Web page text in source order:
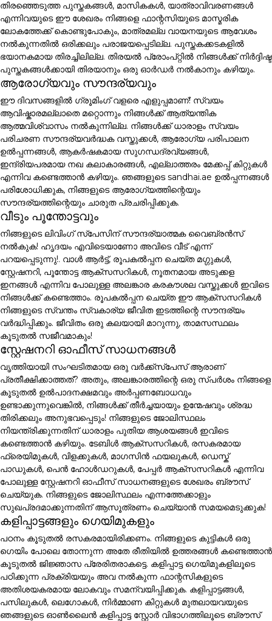
തിരഞ്ഞെടുത്ത പുസ്തകങ്ങൾ, മാസികകൾ, യാത്രാവിവരണങ്ങൾ
എന്നിവയുടെ ഈ ശേഖരം നിങ്ങളെ ഫാന്റസിയുടെ മാസ്മരിക
ലോകത്തേക്ക് കൊണ്ടുപോകും, മാത്രമല്ല വായനയുടെ ആവേശം
നൽകുന്നതിൽ ഒരിക്കലും പരാജയപ്പെടില്ല. പുസ്തകക്കടകളിൽ
ഭയാനകമായ തിരച്ചിലില്ല. തിരയൽ പ്രോംപ്റ്റിൽ നിങ്ങൾക്ക് നിർദ്ദിഷ്ട
പുസ്തകങ്ങൾക്കായി തിരയാനും ഒരു ഓർഡർ നൽകാനും കഴിയും.
ആരോഗ്യവും സൗന്ദര്യവും
ഈ ദിവസങ്ങളിൽ ഗ്രൂമിംഗ് വളരെ എളുപ്പമാണ്! സ്വയം
ആവിഷ്കാരമല്ലാതെ മറ്റൊന്നും നിങ്ങൾക്ക് ആത്യന്തിക
ആത്മവിശ്വാസം നൽകുന്നില്ല. നിങ്ങൾക്ക് ധാരാളം സ്വയം
പരിചരണ സൗന്ദര്യവർദ്ധക വസ്തുക്കൾ, ആരോഗ്യ പരിപാലന
ഉൽപ്പന്നങ്ങൾ, ആകർഷകമായ സുഗന്ധദ്രവ്യങ്ങൾ,
ഇന്ദ്രിയപരമായ നഖ കലാകാരങ്ങൾ, എല്ലാത്തരം മേക്കപ്പ് കിറ്റുകൾ
എന്നിവ കണ്ടെത്താൻ കഴിയും. ഞങ്ങളുടെ sandhai.ae ഉൽപ്പന്നങ്ങൾ
പരിശോധിക്കുക, നിങ്ങളുടെ ആരോഗ്യത്തിന്റെയും
സൗന്ദര്യത്തിന്റെയും ചാരുത പ്രചരിപ്പിക്കുക.
വീടും പൂന്തോട്ടവും
നിങ്ങളുടെ ലിവിംഗ് സ്പേസിന് സൗന്ദര്യാത്മക വൈബ്രൻസ്
നൽകുക! ഹൃദയം എവിടെയാണോ അവിടെ വീട് എന്ന്
പറയപ്പെടുന്നു!. വാൾ ആർട്ട്, രൂപകൽപ്പന ചെയ്ത മഗ്ഗുകൾ,
സ്റ്റേഷനറി, പൂന്തോട്ട ആക്സസറികൾ, നൂതനമായ അടുക്കള
ഇനങ്ങൾ എന്നിവ പോലുള്ള അലങ്കാര കരകൗശല വസ്തുക്കൾ ഇവിടെ
നിങ്ങൾക്ക് കണ്ടെത്താം. രൂപകൽപ്പന ചെയ്ത ഈ ആക്സസറികൾ
നിങ്ങളുടെ സ്വന്തം സ്വകാര്യ ജീവിത ഇടത്തിന്റെ സൗന്ദര്യം
വർദ്ധിപ്പിക്കും. ജീവിതം ഒരു കലയായി മാറുന്നു, താമസസ്ഥലം
കൂടുതൽ സജീവമാകും!
സ്റ്റേഷനറി ഓഫീസ് സാധനങ്ങൾ
വൃത്തിയായി സംഘടിതമായ ഒരു വർക്ക്സ്പേസ് ആരാണ്
പ്രതീക്ഷിക്കാത്തത്? അതും, അലങ്കാരത്തിന്റെ ഒരു സ്പർശം നിങ്ങളെ
കൂടുതൽ ഉൽപാദനക്ഷമവും അർപ്പണബോധവും
ഉണ്ടാക്കുന്നുവെങ്കിൽ, നിങ്ങൾക്ക് തീർച്ചയായും ഉന്മേഷവും ശ്രദ്ധ
തിരിക്കലും അനുഭവപ്പെടും! നിങ്ങളുടെ ജോലിസ്ഥലം
നിയന്ത്രിക്കുന്നതിന് ധാരാളം പുതിയ ആശയങ്ങൾ ഇവിടെ
കണ്ടെത്താൻ കഴിയും. ടേബിൾ ആക്സസറികൾ, രസകരമായ
ഫ്രെയിമുകൾ, വിളക്കുകൾ, മാഗസിൻ ഫയലുകൾ, ഡെസ്ക്
പാഡുകൾ, പെൻ ഹോൾഡറുകൾ, പേപ്പർ ആക്സസറികൾ എന്നിവ
പോലുള്ള സ്റ്റേഷനറി ഓഫീസ് സാധനങ്ങളുടെ ശേഖരം ബ്രൗസ്
ചെയ്യുക. നിങ്ങളുടെ ജോലിസ്ഥലം എന്നത്തേക്കാളും
സുഖപ്രദമാക്കുന്നതിന് ആസൂത്രണം ചെയ്യാൻ സമയമെടുക്കുക!
കളിപ്പാട്ടങ്ങളും ഗെയിമുകളും
പഠനം കൂടുതൽ രസകരമായിരിക്കണം. നിങ്ങളുടെ കുട്ടികൾ ഒരു
ഗെയിം പോലെ തോന്നുന്ന അതേ രീതിയിൽ ഉത്തരങ്ങൾ കണ്ടെത്താൻ
കൂടുതൽ ജിജ്ഞാസ പ്രേരിതരാകട്ടെ. കളിപ്പാട്ട ഗെയിമുകളിലൂടെ
പഠിക്കുന്ന പ്രക്രിയയും അവ നൽകുന്ന ഫാന്റസികളുടെ
അതിശയകരമായ ലോകവും സമന്വയിപ്പിക്കുക. കളിപ്പാട്ടങ്ങൾ,
പസിലുകൾ, ലെഗോകൾ, നിർമ്മാണ കിറ്റുകൾ മുതലായവയുടെ
ഞങ്ങളുടെ ഓൺലൈൻ കളിപ്പാട്ട സ്റ്റോർ വിഭാഗത്തിലൂടെ ബ്രൗസ്